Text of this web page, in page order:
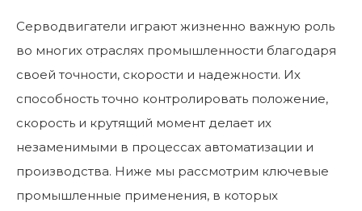
Серводвигатели играют жизненно важную роль
во многих отраслях промышленности благодаря
своей точности, скорости и надежности. Их
способность точно контролировать положение,
скорость и крутящий момент делает их
незаменимыми в процессах автоматизации и
производства. Ниже мы рассмотрим ключевые
промышленные применения, в которых